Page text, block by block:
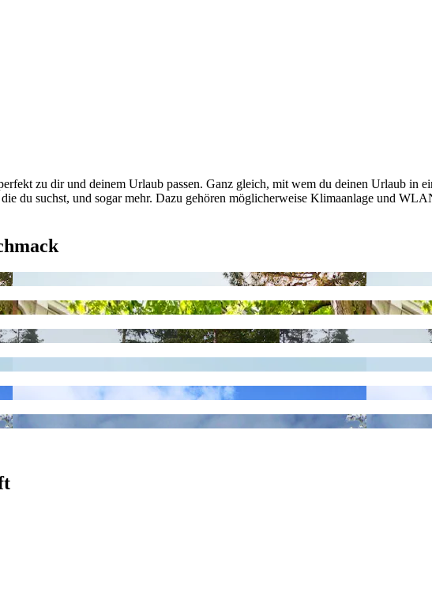
zu dir und deinem Urlaub passen. Ganz gleich, mit wem du deinen Urlaub in
du suchst, und sogar mehr. Dazu gehören möglicherweise Klimaanlage und